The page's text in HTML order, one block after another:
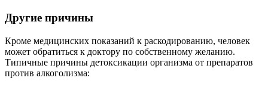
Другие причины
Кроме медицинских показаний к раскодированию, человек
может обратиться к доктору по собственному желанию.
Типичные причины детоксикации организма от препаратов
против алкоголизма: